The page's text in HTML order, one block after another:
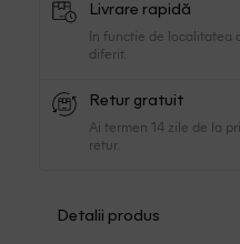
Livrare rapidă
In functie de localitatea
diferit.
Retur gratuit
Ai termen 14 zile de la
retur.
Detalii produs